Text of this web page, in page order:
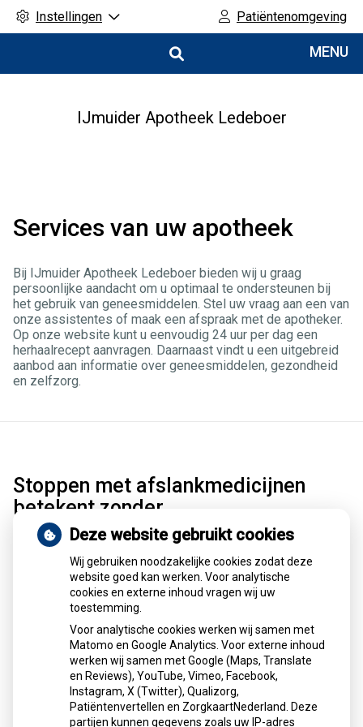
Instellingen Patiëntenomgeving
MENU
IJmuider Apotheek Ledeboer
Services van uw apotheek
Bij IJmuider Apotheek Ledeboer bieden wij u graag
persoonlijke aandacht om u optimaal te ondersteunen bij
het gebruik van geneesmiddelen. Stel uw vraag aan een van
onze assistentes of maak een afspraak met de apotheker.
Op onze website kunt u eenvoudig 24 uur per dag een
herhaalrecept aanvragen. Daarnaast vindt u een uitgebreid
aanbod aan informatie over geneesmiddelen, gezondheid
en zelfzorg.
Stoppen met afslankmedicijnen
betekent zonder
leefstijlaanpassingen weer
gewichtstoename
Stoppen met afslankmedicijnen als Wegovy of Mounjaro
leidt zonder leefstijlaanpassingen vrijwel altijd tot
gewichtstoename. Onderzoek toont dat gebruikers na
stoppen gemiddeld 0,4 kilo per maand aankomen en na
twee jaar weer op hun oude gewicht zitten. Ook
gezondheidsvoordelen verdwijnen. Duurzaam effect vraagt
blijvende leefstijlverandering.
Lees het hele artikel op: Nationale zorggids
Deze website gebruikt cookies
Wij gebruiken noodzakelijke cookies zodat deze
website goed kan werken. Voor analytische
cookies en externe inhoud vragen wij uw
toestemming.
Voor analytische cookies werken wij samen met
Matomo en Google Analytics. Voor externe inhoud
werken wij samen met Google (Maps, Translate
en Reviews), YouTube, Vimeo, Facebook,
Instagram, X (Twitter), Qualizorg,
Patiëntenvertellen en ZorgkaartNederland. Deze
partijen kunnen gegevens zoals uw IP-adres